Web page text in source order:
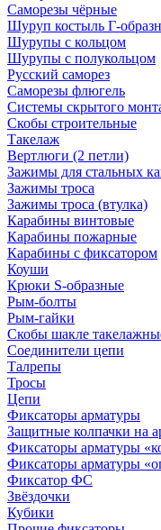
Саморезы чёрные
Шуруп костыль Г-
Шурупы с кольцом
Шурупы с полукольцом
Русский саморез
Саморезы флюгель
Системы скрытого
Скобы строительные
Такелаж
Вертлюги (2 петли)
Зажимы для стальных
Зажимы троса
Зажимы троса (втулка)
Карабины винтовые
Карабины пожарные
Карабины с фиксатором
Коуши
Крюки S-образные
Рым-болты
Рым-гайки
Скобы шакле
Соединители цепи
Талрепы
Тросы
Цепи
Фиксаторы арматуры
Защитные колпачки на
Фиксаторы арматуры
Фиксаторы арматуры
Фиксатор ФС
Звёздочки
Кубики